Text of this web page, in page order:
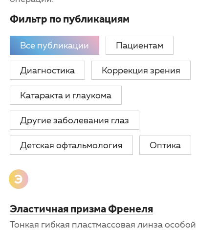
Фильтр по публикациям
Все публикации Пациентам
Диагностика Коррекция зрения
Катаракта и глаукома
Другие заболевания глаз
Детская офтальмология Оптика
Э
Эластичная призма Френеля
Тонкая гибкая пластмассовая линза особой